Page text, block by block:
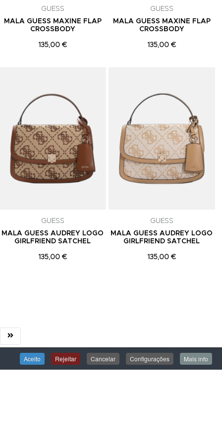
GUESS
MALA GUESS MAXINE FLAP
CROSSBODY
135,00 €
GUESS
MALA GUESS MAXINE FLAP
CROSSBODY
135,00 €
GUESS
MALA GUESS AUDREY LOGO
GIRLFRIEND SATCHEL
135,00 €
GUESS
MALA GUESS AUDREY LOGO
GIRLFRIEND SATCHEL
135,00 €
Aceito Rejeitar Cancelar Configurações Mais info